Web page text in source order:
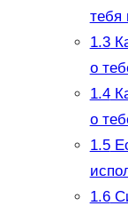
тебя
1.3
о
1.4
о
1.5
1.6